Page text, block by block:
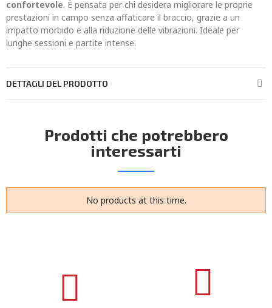
confortevole. È pensata per chi desidera migliorare le proprie
prestazioni in campo senza affaticare il braccio, grazie a un
impatto morbido e alla riduzione delle vibrazioni. Ideale per
lunghe sessioni e partite intense.
DETTAGLI DEL PRODOTTO
Prodotti che potrebbero
interessarti
No products at this time.